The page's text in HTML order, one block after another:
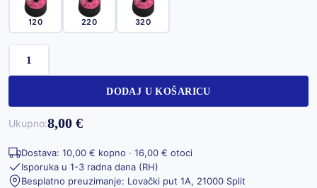
120 220 320
količina
DODAJ U KOŠARICU
Ukupno:8,00 €
Dostava: 10,00 € kopno · 16,00 € otoci
Isporuka u 1-3 radna dana (RH)
Besplatno preuzimanje: Lovački put 1A, 21000 Split